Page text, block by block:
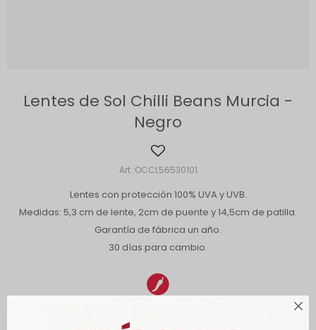

Lentes de Sol Chilli Beans Murcia -
Negro
OCCL56530101
Lentes con protección 100% UVA y UVB.
Medidas: 5,3 cm de lente, 2cm de puente y 14,5cm de patilla.
Garantía de fábrica un año.
30 días para cambio.